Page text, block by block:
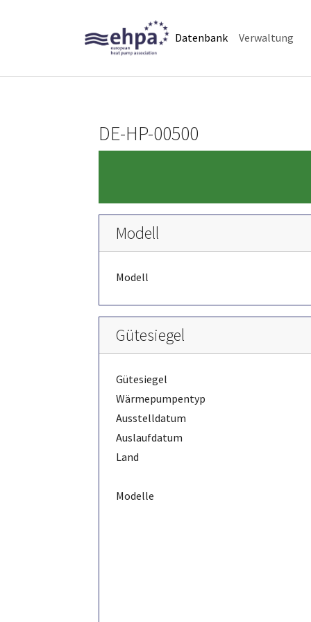
Datenbank(current)
Verwaltung
DE-HP-00500
Modell
Modell
Gütesiegel
Gütesiegel
Wärmepumpentyp
Ausstelldatum
Auslaufdatum
Land
Modelle